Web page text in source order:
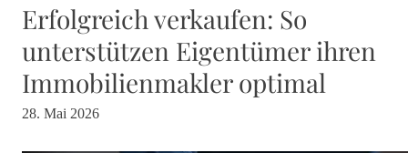
Erfolgreich verkaufen: So
unterstützen Eigentümer ihren
Immobilienmakler optimal
28. Mai 2026